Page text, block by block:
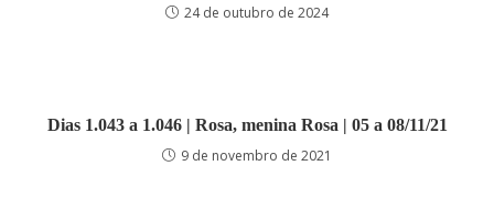
24 de outubro de 2024
Dias 1.043 a 1.046 | Rosa, menina Rosa | 05 a 08/11/21
9 de novembro de 2021